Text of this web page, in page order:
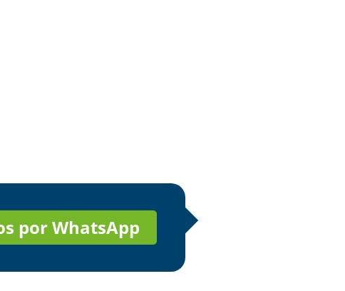
por WhatsApp